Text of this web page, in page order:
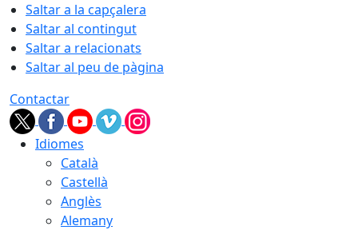
Saltar a la capçalera
Saltar al contingut
Saltar a relacionats
Saltar al peu de pàgina
Contactar
Idiomes
Català
Castellà
Anglès
Alemany